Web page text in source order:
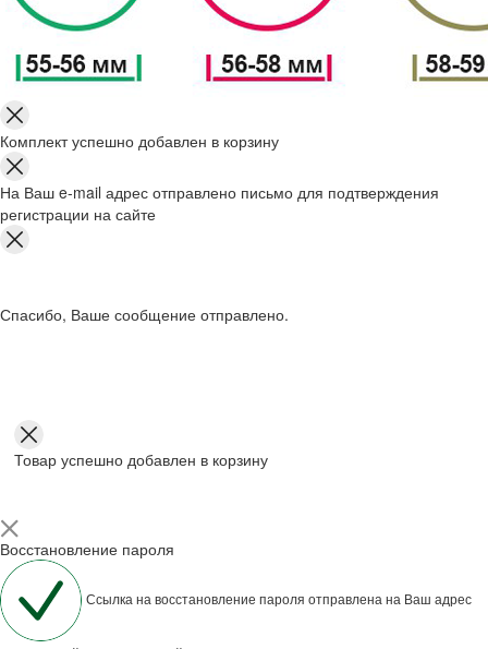
Комплект успешно добавлен в корзину
На Ваш e-mail адрес отправлено письмо для подтверждения
регистрации на сайте
Спасибо, Ваше сообщение отправлено.
Товар успешно добавлен в корзину
Восстановление пароля
Ссылка на восстановление пароля отправлена на Ваш адрес